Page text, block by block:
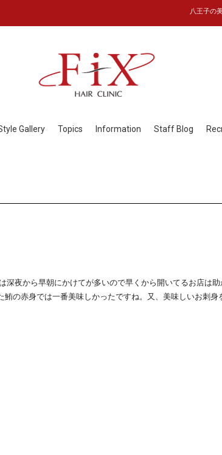
八王子の
Gallery Topics Information Staff Blog
深夜から早朝にかけてが多いので早くから開いてるお店は助
の赤身では一番美味しかったですね。又、美味しいお刺身